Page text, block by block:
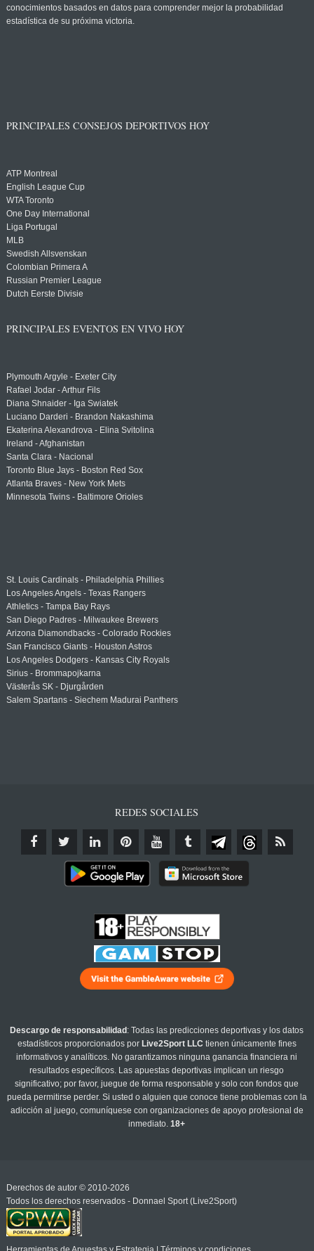
conocimientos basados en datos para comprender mejor la probabilidad
estadística de su próxima victoria.
PRINCIPALES CONSEJOS DEPORTIVOS HOY
ATP Montreal
English League Cup
WTA Toronto
One Day International
Liga Portugal
MLB
Swedish Allsvenskan
Colombian Primera A
Russian Premier League
Dutch Eerste Divisie
PRINCIPALES EVENTOS EN VIVO HOY
Plymouth Argyle - Exeter City
Rafael Jodar - Arthur Fils
Diana Shnaider - Iga Swiatek
Luciano Darderi - Brandon Nakashima
Ekaterina Alexandrova - Elina Svitolina
Ireland - Afghanistan
Santa Clara - Nacional
Toronto Blue Jays - Boston Red Sox
Atlanta Braves - New York Mets
Minnesota Twins - Baltimore Orioles
St. Louis Cardinals - Philadelphia Phillies
Los Angeles Angels - Texas Rangers
Athletics - Tampa Bay Rays
San Diego Padres - Milwaukee Brewers
Arizona Diamondbacks - Colorado Rockies
San Francisco Giants - Houston Astros
Los Angeles Dodgers - Kansas City Royals
Sirius - Brommapojkarna
Västerås SK - Djurgården
Salem Spartans - Siechem Madurai Panthers
REDES SOCIALES
Descargo de responsabilidad : Todas las predicciones deportivas y los datos
estadísticos proporcionados por Live2Sport LLC tienen únicamente fines
informativos y analíticos. No garantizamos ninguna ganancia financiera ni
resultados específicos. Las apuestas deportivas implican un riesgo
significativo; por favor, juegue de forma responsable y solo con fondos que
pueda permitirse perder. Si usted o alguien que conoce tiene problemas con la
adicción al juego, comuníquese con organizaciones de apoyo profesional de
inmediato.18+
Derechos de autor © 2010-2026
Todos los derechos reservados - Donnael Sport (Live2Sport)